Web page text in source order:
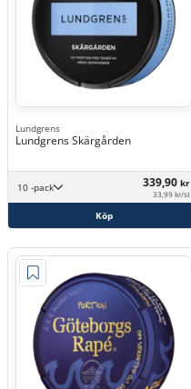
Lundgrens
Lundgrens Skärgården
10 -pack 339,90 kr
33,99 kr/st
Köp